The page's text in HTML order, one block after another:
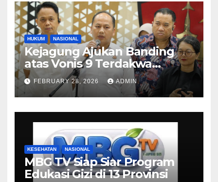
HUKUM NASIONAL
Kejagung Ajukan Banding
atas Vonis 9 Terdakwa
Korupsi Pertamina
FEBRUARY 28, 2026 ADMIN
KESEHATAN NASIONAL
MBG TV Siap Siar Program
Edukasi Gizi di 13 Provinsi